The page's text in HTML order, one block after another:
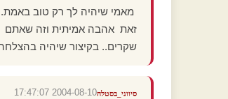
מאמי שיהיה לך רק טוב
זאת אהבה אמיתית וזה שאתם
שקרים.. בקיצור שיהיה בהצלחה ואם בא
סיווני_בסטלה2004-08-10 17:47:07